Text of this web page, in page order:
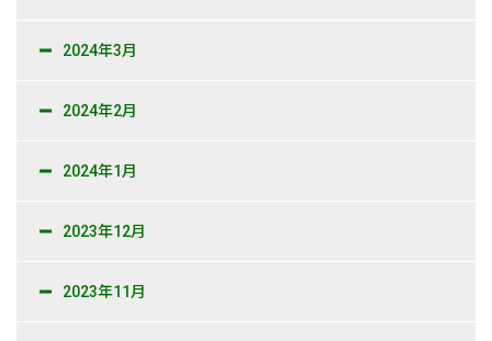
2024年3月
2024年2月
2024年1月
2023年12月
2023年11月